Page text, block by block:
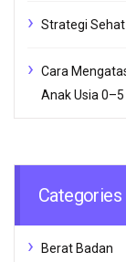
Strategi
Cara
Anak Usia
Categories
Berat Badan